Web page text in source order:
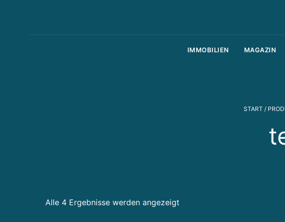
m
m
e
v
e
IMMOBILIEN MAGAZIN
START /
Alle 4 Ergebnisse werden angezeigt